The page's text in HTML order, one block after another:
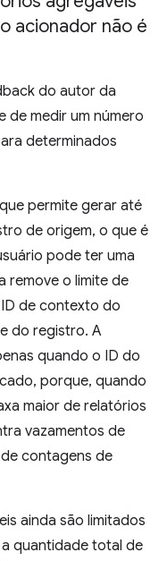
acionador não é
do autor da
de medir um número
determinados
permite gerar até
de origem, o que é
pode ter uma
remove o limite de
de contexto do
do registro. A
quando o ID do
porque, quando
maior de relatórios
vazamentos de
contagens de
ainda são limitados
quantidade total de